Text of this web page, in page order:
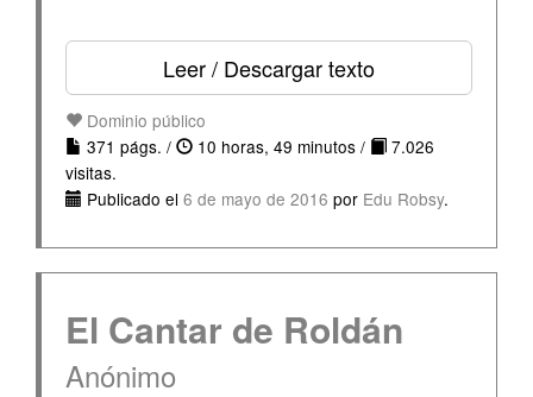
Leer / Descargar texto
Dominio público
371 págs. /
10 horas, 49 minutos /
7.026
visitas.
Publicado el 6 de mayo de 2016 por Edu Robsy.
El Cantar de Roldán
Anónimo